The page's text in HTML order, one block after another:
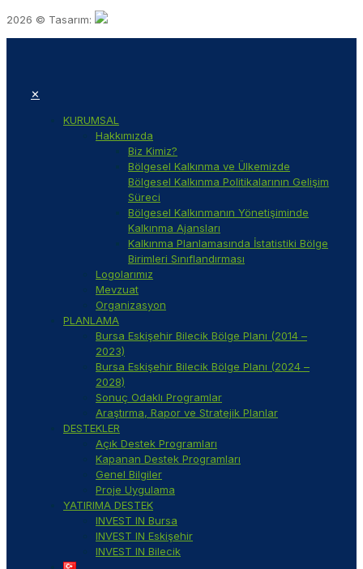
2026 © Tasarım:
✕
KURUMSAL
Hakkımızda
Biz Kimiz?
Bölgesel Kalkınma ve Ülkemizde
Bölgesel Kalkınma Politikalarının Gelişim
Süreci
Bölgesel Kalkınmanın Yönetişiminde
Kalkınma Ajansları
Kalkınma Planlamasında İstatistiki Bölge
Birimleri Sınıflandırması
Logolarımız
Mevzuat
Organizasyon
PLANLAMA
Bursa Eskişehir Bilecik Bölge Planı (2014 –
2023)
Bursa Eskişehir Bilecik Bölge Planı (2024 –
2028)
Sonuç Odaklı Programlar
Araştırma, Rapor ve Stratejik Planlar
DESTEKLER
Açık Destek Programları
Kapanan Destek Programları
Genel Bilgiler
Proje Uygulama
YATIRIMA DESTEK
INVEST IN Bursa
INVEST IN Eskişehir
INVEST IN Bilecik